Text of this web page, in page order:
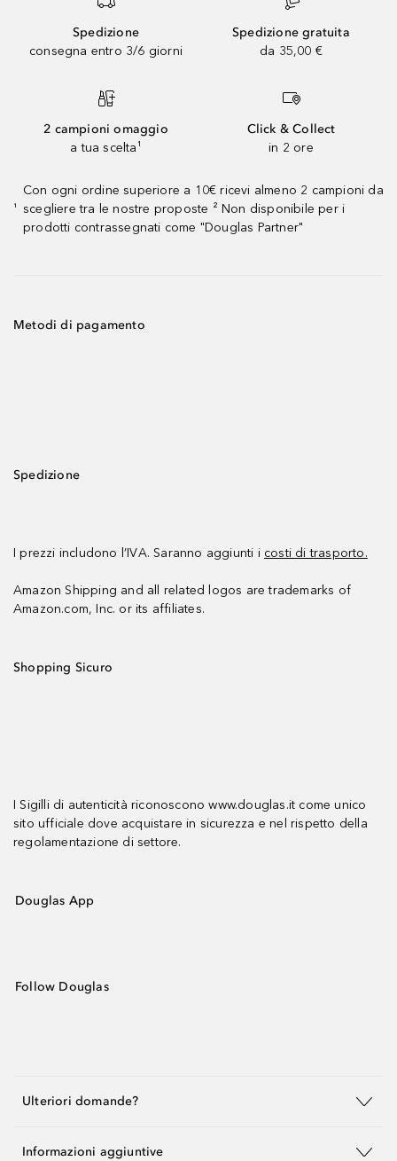
Spedizione
consegna entro 3/6 giorni
Spedizione gratuita
da 35,00 €
2 campioni omaggio
a tua scelta¹
Click & Collect
in 2 ore
¹
Con ogni ordine superiore a 10€ ricevi almeno 2 campioni da
scegliere tra le nostre proposte ² Non disponibile per i
prodotti contrassegnati come "Douglas Partner"
Metodi di pagamento
Spedizione
I prezzi includono l’IVA. Saranno aggiunti i costi di trasporto.
Amazon Shipping and all related logos are trademarks of
Amazon.com, Inc. or its affiliates.
Shopping Sicuro
I Sigilli di autenticità riconoscono www.douglas.it come unico
sito ufficiale dove acquistare in sicurezza e nel rispetto della
regolamentazione di settore.
Douglas App
Follow Douglas
Ulteriori domande?
Informazioni aggiuntive